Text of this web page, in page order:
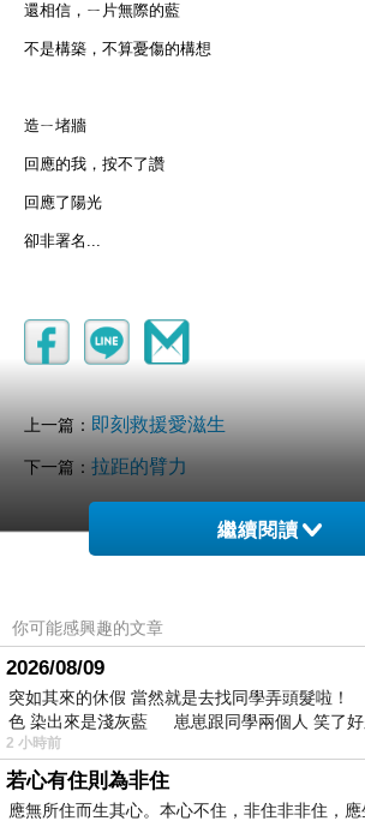
還相信，ㄧ片無際的藍
不是構築，不算憂傷的構想
造ㄧ堵牆
回應的我，按不了讚
回應了陽光
卻非署名...
上一篇： 即刻救援愛滋生
下一篇： 拉距的臂力
繼續閱讀
你可能感興趣的文章
2026/08/09
突如其來的休假 當然就是去找同學弄頭髮啦
色 染出來是淺灰藍 崽崽跟同學兩個人 笑了
2 小時前
若心有住則為非住
應無所住而生其心。本心不住，非住非非住，